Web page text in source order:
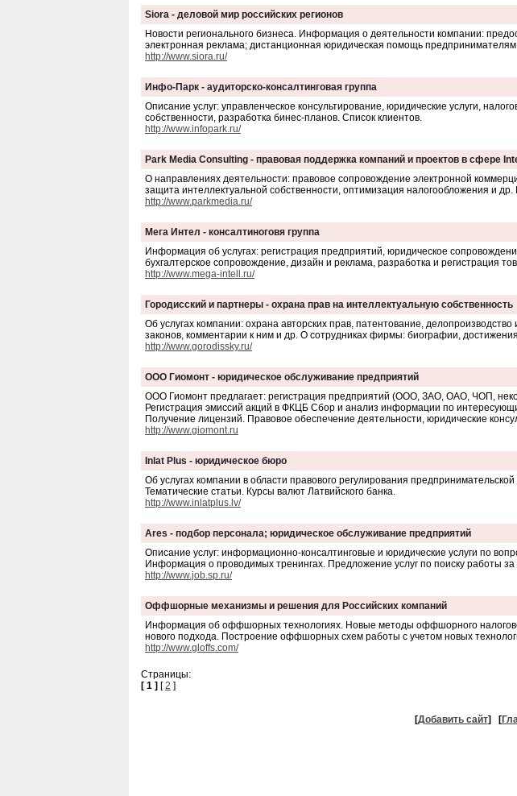
Siora - деловой мир российских регионов
Новости регионального бизнеса. Информация о деятельности компании:
электронная реклама; дистанционная юридическая помощь
http://www.siora.ru/
Инфо-Парк - аудиторско-консалтинговая группа
Описание услуг: управленческое консультирование, юридические услуги,
собственности, разработка бинес-планов. Список клиентов.
http://www.infopark.ru/
Park Media Consulting - правовая поддержка компаний и проектов в сфере
О направлениях деятельности: правовое сопровождение электронной
защита интеллектуальной собственности, оптимизация налогообложения и
http://www.parkmedia.ru/
Мега Интел - консалтиноговя группа
Информация об услугах: регистрация предприятий, юридическое
бухгалтерское сопровождение, дизайн и реклама, разработка и регистрация
http://www.mega-intell.ru/
Городисский и партнеры - охрана прав на интеллектуальную собственность
Об услугах компании: охрана авторских прав, патентование,
законов, комментарии к ним и др. О сотрудниках фирмы: биографии,
http://www.gorodissky.ru/
ООО Гиомонт - юридическое обслуживание предприятий
ООО Гиомонт предлагает: регистрация предприятий (ООО, ЗАО, ОАО, ЧОП,
Регистрация эмиссий акций в ФКЦБ Сбор и анализ информации по
Получение лицензий. Правовое обеспечение деятельности, юридические
http://www.giomont.ru
Inlat Plus - юридическое бюро
Об услугах компании в области правового регулирования
Тематические статьи. Курсы валют Латвийского банка.
http://www.inlatplus.lv/
Ares - подбор персонала; юридическое обслуживание предприятий
Описание услуг: информационно-консалтинговые и юридические услуги по
Информация о проводимых тренингах. Предложение услуг по поиску работы
http://www.job.sp.ru/
Оффшорные механизмы и решения для Российских компаний
Информация об оффшорных технологиях. Новые методы оффшорного
нового подхода. Построение оффшорных схем работы с учетом новых
http://www.gloffs.com/
Страницы:
[ 1 ] [2 ]
[Добавить сайт] [